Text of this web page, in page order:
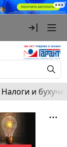
Налоги и